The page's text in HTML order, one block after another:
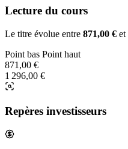
Lecture du cours
Le titre évolue entre 871,00 € et
Point bas Point haut
871,00 €
1 296,00 €
Repères investisseurs